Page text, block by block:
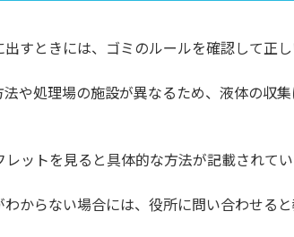
すときには、ゴミのルールを確認して正し
や処理場の施設が異なるため、液体の収
ットを見ると具体的な方法が記載されてい
からない場合には、役所に問い合わせると